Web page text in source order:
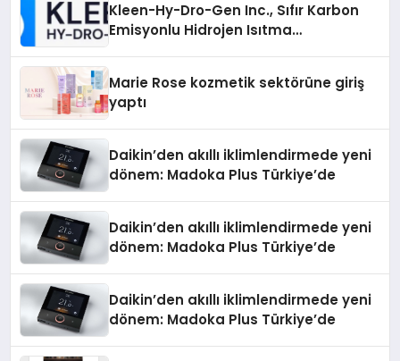
Kleen-Hy-Dro-Gen Inc., Sıfır Karbon
Emisyonlu Hidrojen Isıtma
Marie Rose kozmetik sektörüne giriş
yaptı
Daikin’den akıllı iklimlendirmede yeni
dönem: Madoka Plus Türkiye’de
Daikin’den akıllı iklimlendirmede yeni
dönem: Madoka Plus Türkiye’de
Daikin’den akıllı iklimlendirmede yeni
dönem: Madoka Plus Türkiye’de